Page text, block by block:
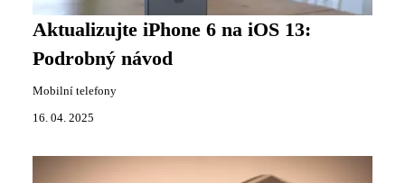
Aktualizujte iPhone 6 na iOS 13:
Podrobný návod
Mobilní telefony
16. 04. 2025